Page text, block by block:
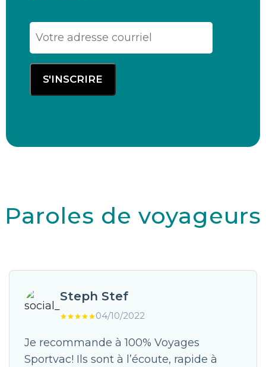
Paroles de voyageurs
Steph Stef
04/10/2022
Je recommande à 100% Voyages
Sportvac! Ils sont à l’écoute, rapide à